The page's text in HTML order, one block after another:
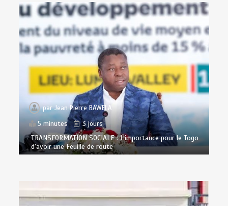
parJean Pierre BAWELA
5 minutes
3 jours
TRANSFORMATION SOCIALE : L’importance pour le Togo
d’avoir une Feuille de route